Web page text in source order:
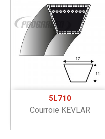
5L710
Courroie KEVLAR